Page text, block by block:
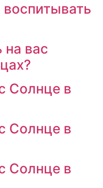
на вас
Солнце в
Солнце в
Солнце в